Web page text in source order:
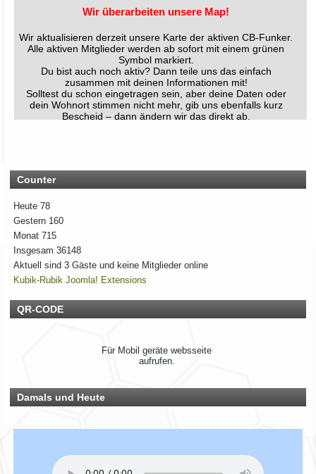
Alle aktiven Mitglieder werden ab sofort mit einem grünen
Symbol markiert.
Du bist auch noch aktiv? Dann teile uns das einfach
zusammen mit deinen Informationen mit!
Solltest du schon eingetragen sein, aber deine Daten oder
dein Wohnort stimmen nicht mehr, gib uns ebenfalls kurz
Bescheid – dann ändern wir das direkt ab.
Bitte hab ein wenig Geduld, wenn die Umsetzung nicht immer
Wir laden euch recht herzlich zu unserem 12. Rhein-Main
Wir überarbeiten unsere Map!
Alle aktiven Mitglieder werden ab sofort mit einem grünen
Solltest du schon eingetragen sein, aber deine Daten oder
dein Wohnort stimmen nicht mehr, gib uns ebenfalls kurz
sofort klappt. Vielen Dank!
Wir laden euch recht herzlich zu unserem 12. Rhein-Main
Counter
Heute78
Gestern 160
Monat715
Insgesam36148
Aktuell sind 3 Gäste und keine Mitglieder online
Kubik-Rubik Joomla! Extensions
QR-CODE
Für Mobil geräte websseite
aufrufen.
Damals und Heute